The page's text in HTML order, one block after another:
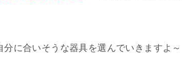
に合いそうな器具を選んでいきますよ～